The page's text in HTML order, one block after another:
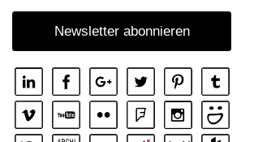
KOMMODE IOTA TV
KOMMODE IOTA WALL
KOMMODE IOTA WALL H
KOMMODE IOTA WALL V
KOMMODE LINEA
Newsletter abonnieren